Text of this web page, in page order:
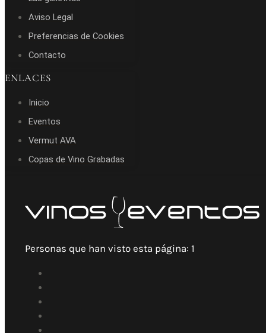
Aviso Legal
Preferencias de Cookies
Contacto
ENLACES
Inicio
Eventos
Vermut AVA
Copas de Vino Grabadas
Personas que han visto esta página: 1